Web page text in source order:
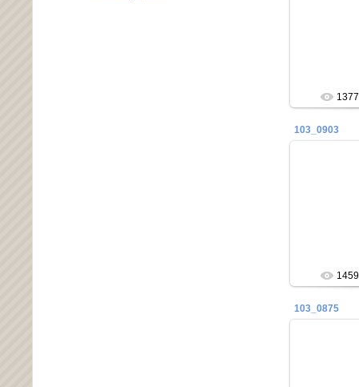
1377
103_0903
1459
103_0875